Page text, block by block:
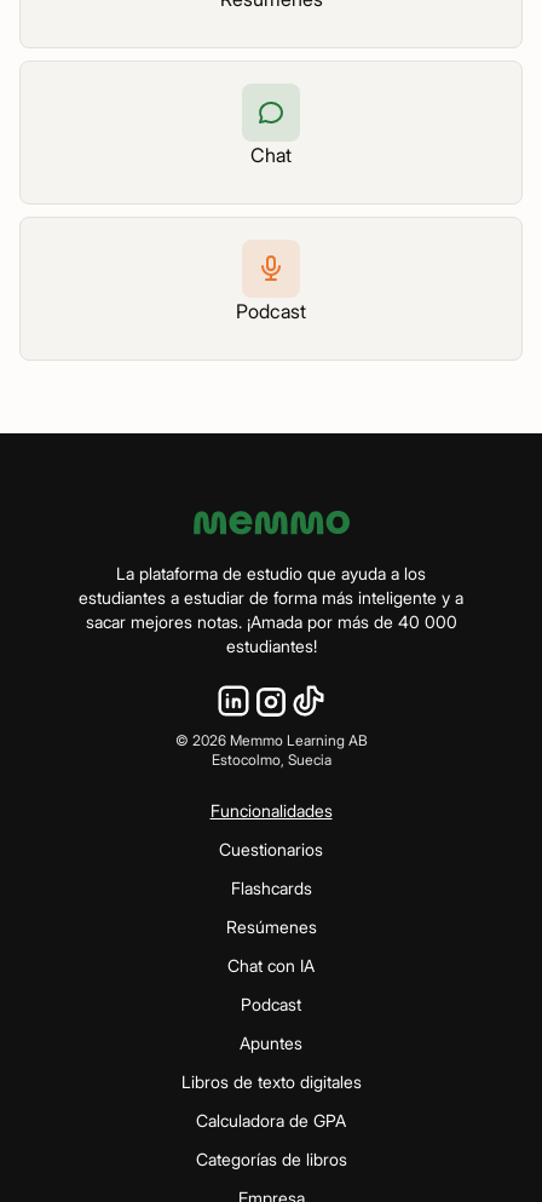
Chat
Podcast
La plataforma de estudio que ayuda a los
estudiantes a estudiar de forma más inteligente y a
sacar mejores notas. ¡Amada por más de 40 000
estudiantes!
© 2026Memmo Learning AB
Estocolmo, Suecia
Funcionalidades
Cuestionarios
Flashcards
Resúmenes
Chat con IA
Podcast
Apuntes
Libros de texto digitales
Calculadora de GPA
Categorías de libros